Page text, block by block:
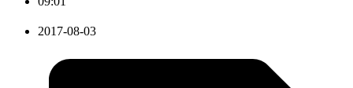
2017-08-03